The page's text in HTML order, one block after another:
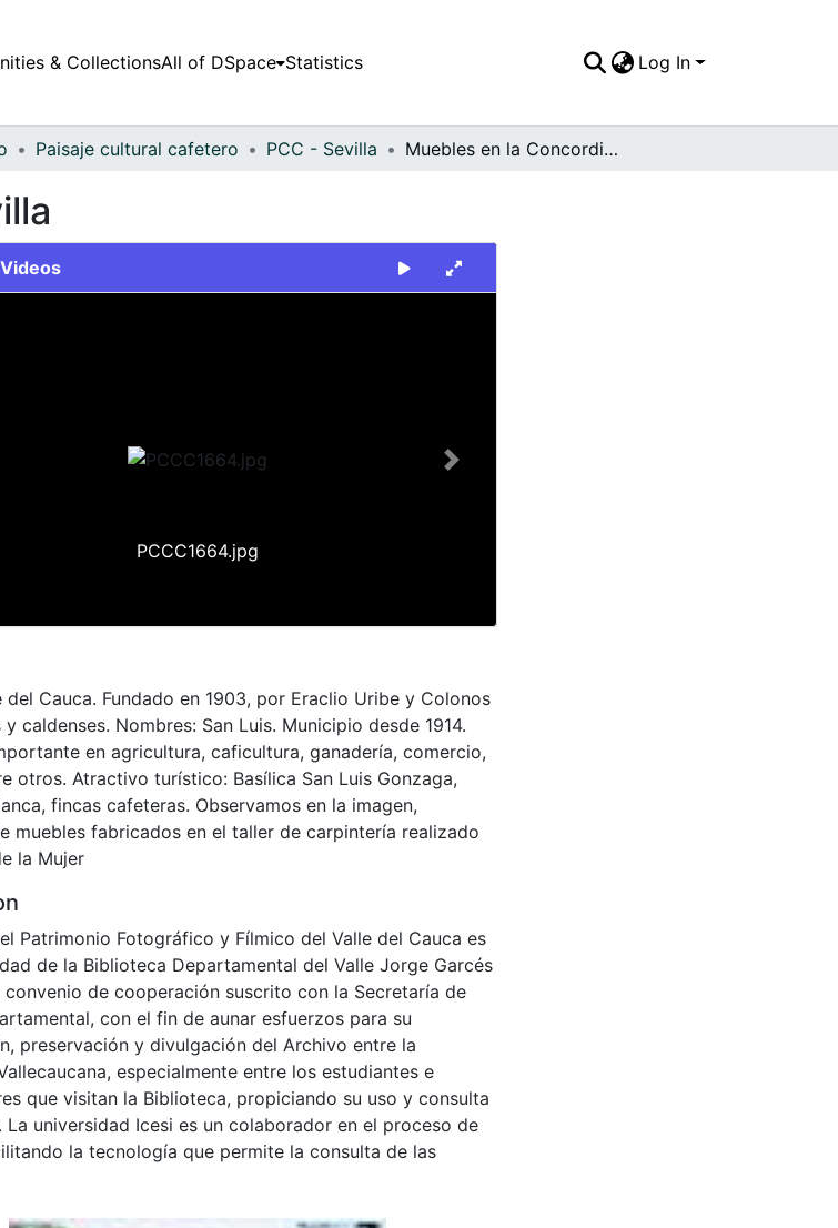
& CollectionsAll of DSpace Statistics Log In
Paisaje cultural cafetero PCC - Sevilla Muebles en la Concordia. Sevilla
PCCC1664.jpg
Next
del Cauca. Fundado en 1903, por Eraclio Uribe y Colonos
caldenses. Nombres: San Luis. Municipio desde 1914.
en agricultura, caficultura, ganadería, comercio,
otros. Atractivo turístico: Basílica San Luis Gonzaga,
fincas cafeteras. Observamos en la imagen,
muebles fabricados en el taller de carpintería realizado
la Mujer
Patrimonio Fotográfico y Fílmico del Valle del Cauca es
de la Biblioteca Departamental del Valle Jorge Garcés
convenio de cooperación suscrito con la Secretaría de
con el fin de aunar esfuerzos para su
preservación y divulgación del Archivo entre la
especialmente entre los estudiantes e
que visitan la Biblioteca, propiciando su uso y consulta
La universidad Icesi es un colaborador en el proceso de
la tecnología que permite la consulta de las